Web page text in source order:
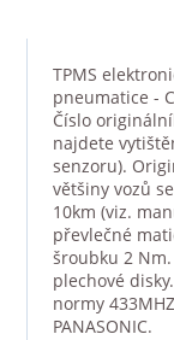
TPMS
pneumatice -
Číslo
najdete
senzoru).
většiny vozů
10km (viz.
převlečné
šroubku 2
plechové
normy
PANASONIC.